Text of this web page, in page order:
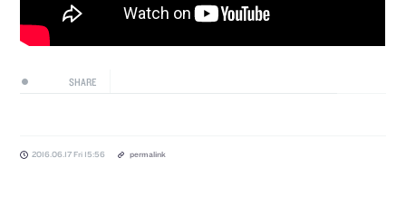
SHARE
2016.06.17 Fri 15:56 permalink